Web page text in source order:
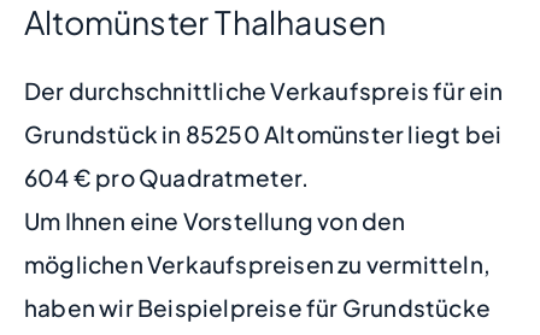
Altomünster Thalhausen
Der durchschnittliche Verkaufspreis für ein
Grundstück in 85250 Altomünster liegt bei
604 € pro Quadratmeter.
Um Ihnen eine Vorstellung von den
möglichen Verkaufspreisen zu vermitteln,
haben wir Beispielpreise für Grundstücke